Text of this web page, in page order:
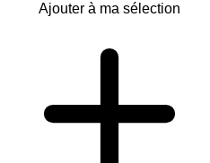
Ajouter à ma sélection